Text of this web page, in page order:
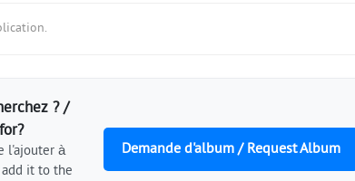
? /
l'ajouter à
it to the
Demande d'album / Request Album